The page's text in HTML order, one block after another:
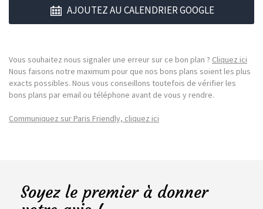
AJOUTEZ AU CALENDRIER GOOGLE
Vous souhaitez nous signaler une erreur sur ce bon plan ? Cliquez ici
Nous faisons notre maximum pour que nos bons plans soient les plus
exacts possibles. Nous vous conseillons toutefois de vérifier les
bons plans par email ou téléphone avant de vous y rendre.
Communiquez sur Paris Friendly, cliquez ici
Soyez le premier à donner